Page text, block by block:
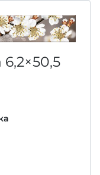
6,2×50,5